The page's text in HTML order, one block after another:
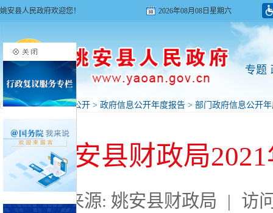
姚安县人民政府欢迎您！ 2026年08月08日星期六
专题
首页>政府信息公开 > 政府信息公开年度报告 > 部门政府信息公开
姚安县财政局
来源: 姚安县财政局 | 访